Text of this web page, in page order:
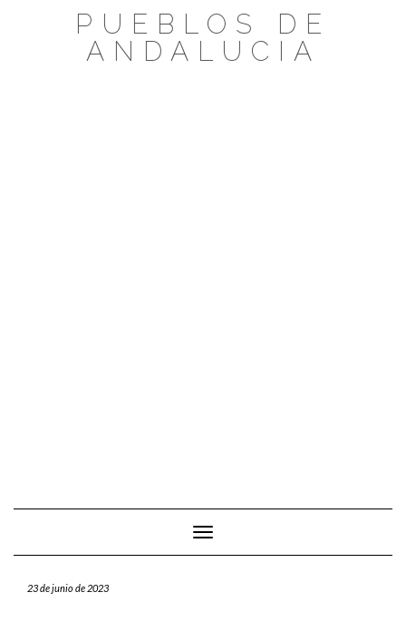
PUEBLOS DE
ANDALUCIA
Cambiar modo de navegación
23 de junio de 2023